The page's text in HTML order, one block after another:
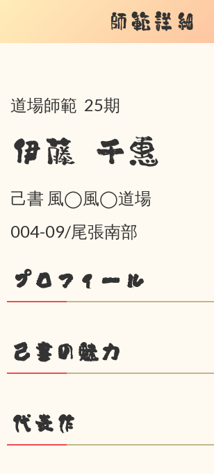
師範詳細
道場師範 25期
伊藤 千惠
己書 風◯風◯道場
004-09/尾張南部
プロフィール
己書の魅力
代表作